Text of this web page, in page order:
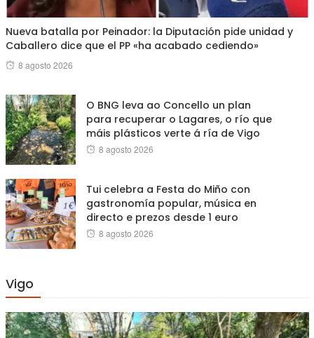
Nueva batalla por Peinador: la Diputación pide unidad y
Caballero dice que el PP «ha acabado cediendo»
Posted
8 agosto 2026
O BNG leva ao Concello un plan
para recuperar o Lagares, o río que
máis plásticos verte á ría de Vigo
Posted
8 agosto 2026
Tui celebra a Festa do Miño con
gastronomía popular, música en
directo e prezos desde 1 euro
Posted
8 agosto 2026
Vigo